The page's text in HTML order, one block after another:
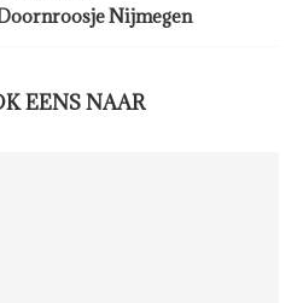
Nijmegen
EENS NAAR